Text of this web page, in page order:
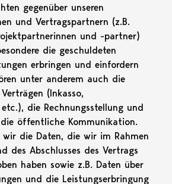
gegenüber unseren
und Vertragspartnern (z.B.
und -partner)
die geschuldeten
erbringen und einfordern
unter anderem auch die
(Inkasso,
die Rechnungsstellung und
öffentliche Kommunikation.
die Daten, die wir im Rahmen
des Abschlusses des Vertrags
haben sowie z.B. Daten über
und die Leistungserbringung